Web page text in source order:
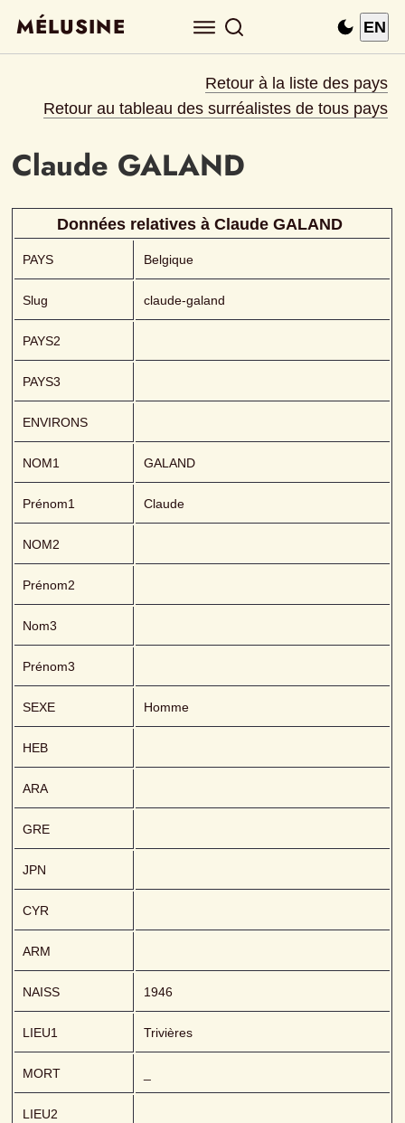
MÉLUSINE EN
Retour à la liste des pays
Retour au tableau des surréalistes de tous pays
Claude GALAND
Données relatives à Claude GALAND
PAYS Belgique
Slug claude-galand
PAYS2
PAYS3
ENVIRONS
NOM1 GALAND
Prénom1 Claude
NOM2
Prénom2
Nom3
Prénom3
SEXE Homme
HEB
ARA
GRE
JPN
CYR
ARM
NAISS 1946
LIEU1 Trivières
MORT
LIEU2